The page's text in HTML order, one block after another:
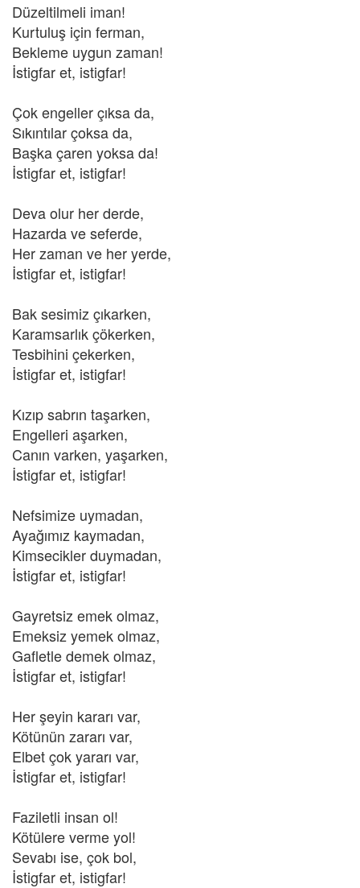
Düzeltilmeli iman!
Kurtuluş için ferman,
Bekleme uygun zaman!
İstigfar et, istigfar!
Çok engeller çıksa da,
Sıkıntılar çoksa da,
Başka çaren yoksa da!
İstigfar et, istigfar!
Deva olur her derde,
Hazarda ve seferde,
Her zaman ve her yerde,
İstigfar et, istigfar!
Bak sesimiz çıkarken,
Karamsarlık çökerken,
Tesbihini çekerken,
İstigfar et, istigfar!
Kızıp sabrın taşarken,
Engelleri aşarken,
Canın varken, yaşarken,
İstigfar et, istigfar!
Nefsimize uymadan,
Ayağımız kaymadan,
Kimsecikler duymadan,
İstigfar et, istigfar!
Gayretsiz emek olmaz,
Emeksiz yemek olmaz,
Gafletle demek olmaz,
İstigfar et, istigfar!
Her şeyin kararı var,
Kötünün zararı var,
Elbet çok yararı var,
İstigfar et, istigfar!
Faziletli insan ol!
Kötülere verme yol!
Sevabı ise, çok bol,
İstigfar et, istigfar!